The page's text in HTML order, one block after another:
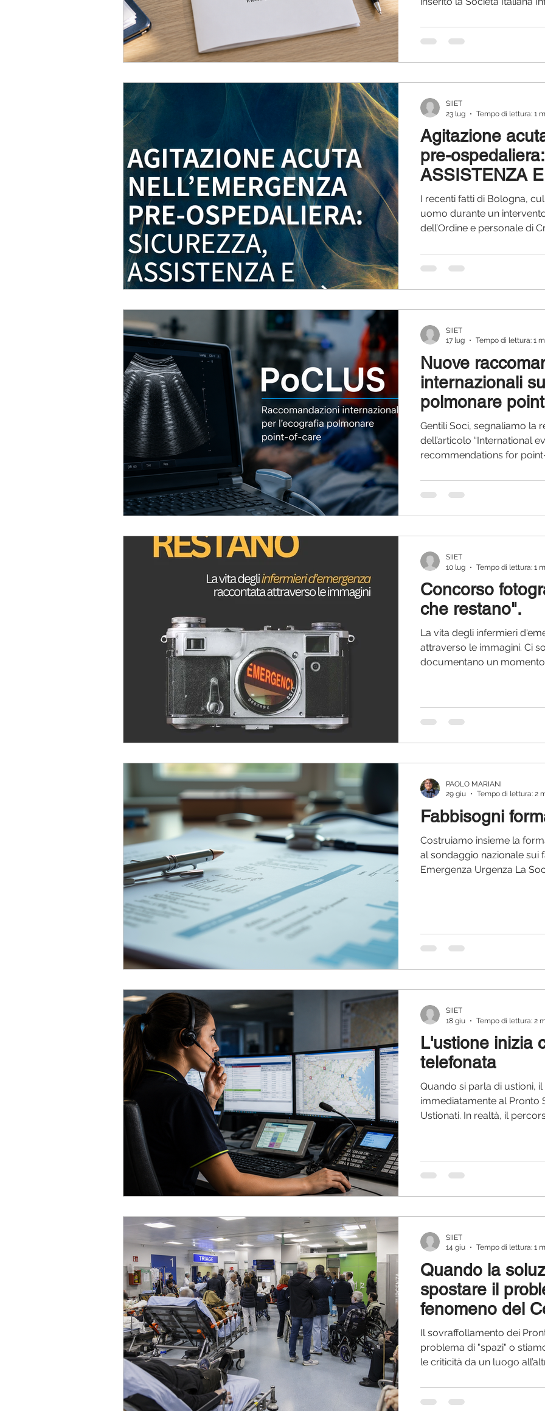
scientifiche
delle Associazioni e delle
Infermieristiche. Si tratta di
Agitazione
pre-
ASSISTENZA E
I recenti fatti di Bologna,
uomo durante un
dell’Ordine e personale di
Società Scientifica,
contributo basato sulle
letteratura scientifica.
SIIET
23 lug
Tempo di lettura: 1
Nuove
internazionali
polmonare
(PoCLUS): un
interesse per
urgenza
Gentili Soci, segnaliamo la
dell’articolo “International
recommendations for
apparso sulla rivista
documento rappresenta
raccomandazioni
negli ultimi anni. Att
SIIET
17 lug
Tempo di lettura: 1
Concorso
che restano".
La vita degli infermieri
attraverso le immagini. Ci
documentano un
fotografie, video ed
raccontare la realtà
chi vive ogni gio
SIIET
10 lug
Tempo di lettura: 1
Fabbisogni
Costruiamo insieme la
al sondaggio nazionale sui
Emergenza Urgenza La
PAOLO MARIANI
29 giu
Tempo di lettura: 2
L'ustione inizia
telefonata
Quando si parla di ustioni,
immediatamente al Pronto
Ustionati. In realtà, il
della review pubblicata sul
Medicine da Fabian
SIIET
18 giu
Tempo di lettura: 2
Quando la
spostare il
fenomeno del
Il sovraffollamento dei
problema di "spazi" o
le criticità da un luogo
fenomeno del "corridor
organizzative adottate per
SIIET
14 giu
Tempo di lettura: 1